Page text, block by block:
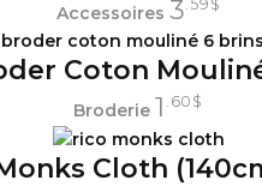
Accessoires 3
Coton
Broderie 1 .60 $
Cloth